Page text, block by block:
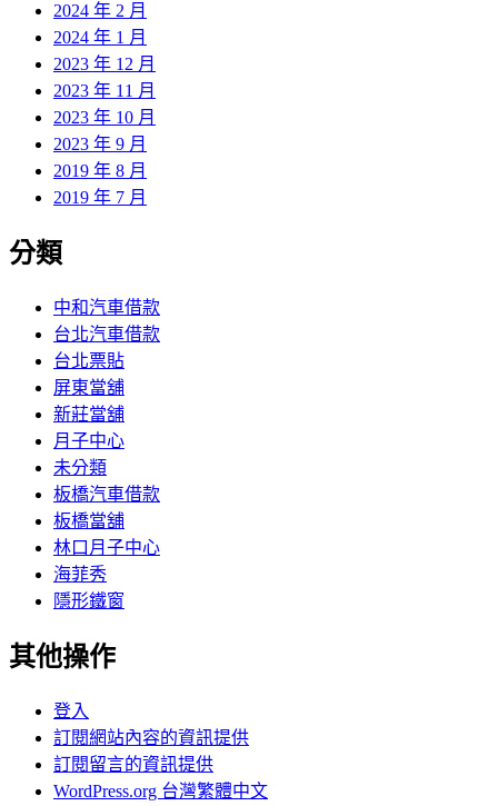
2024 年 2 月
2024 年 1 月
2023 年 12 月
2023 年 11 月
2023 年 10 月
2023 年 9 月
2019 年 8 月
2019 年 7 月
分類
中和汽車借款
台北汽車借款
台北票貼
屏東當舖
新莊當舖
月子中心
未分類
板橋汽車借款
板橋當舖
林口月子中心
海菲秀
隱形鐵窗
其他操作
登入
訂閱網站內容的資訊提供
訂閱留言的資訊提供
WordPress.org 台灣繁體中文